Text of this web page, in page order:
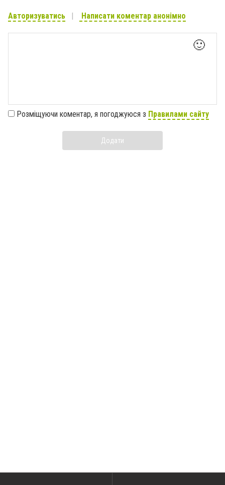
Авторизуватись Написати коментар анонімно
🙂
Розміщуючи коментар, я погоджуюся з Правилами сайту
Додати